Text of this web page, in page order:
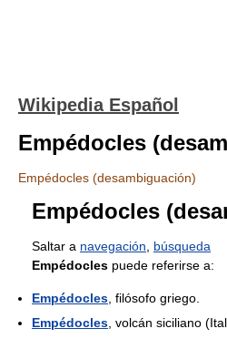
Wikipedia Español
Empédocles
Empédocles (desambiguación)
Empédocles
Saltar a navegación
búsqueda
Empédocles puede referirse a:
Empédocles , filósofo griego.
Empédocles , volcán siciliano